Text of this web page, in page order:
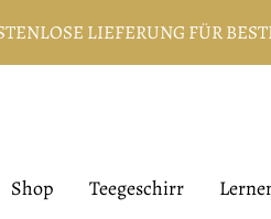
LIEFERUNG FÜR
Shop Teegeschirr